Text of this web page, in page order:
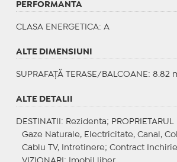
PERFORMANTA
CLASA ENERGETICA: A
ALTE DIMENSIUNI
SUPRAFAȚĂ TERASE/BALCOANE: 8.82
ALTE DETALII
DESTINATII : Rezidenta; PROPRIETARUL
Gaze Naturale, Electricitate, Canal,
Cablu TV, Intretinere; Contract